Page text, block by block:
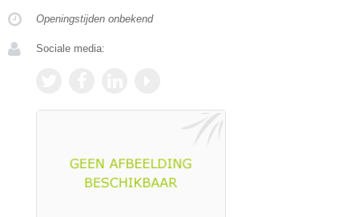
Openingstijden onbekend
Sociale media: